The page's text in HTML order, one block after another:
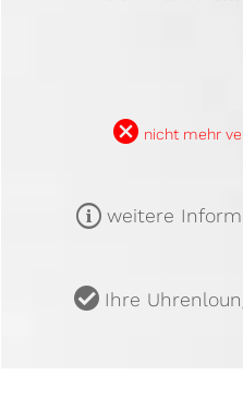
B nicht mehr
m weitere
u Ihre